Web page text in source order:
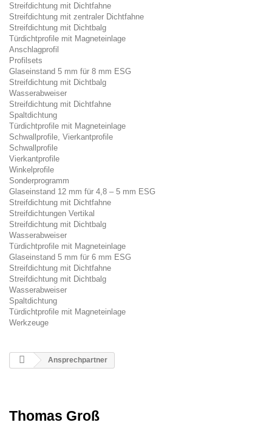
Streifdichtung mit Dichtfahne
Streifdichtung mit zentraler Dichtfahne
Streifdichtung mit Dichtbalg
Türdichtprofile mit Magneteinlage
Anschlagprofil
Profilsets
Glaseinstand 5 mm für 8 mm ESG
Streifdichtung mit Dichtbalg
Wasserabweiser
Streifdichtung mit Dichtfahne
Spaltdichtung
Türdichtprofile mit Magneteinlage
Schwallprofile, Vierkantprofile
Schwallprofile
Vierkantprofile
Winkelprofile
Sonderprogramm
Glaseinstand 12 mm für 4,8 – 5 mm ESG
Streifdichtung mit Dichtfahne
Streifdichtungen Vertikal
Streifdichtung mit Dichtbalg
Wasserabweiser
Türdichtprofile mit Magneteinlage
Glaseinstand 5 mm für 6 mm ESG
Streifdichtung mit Dichtfahne
Streifdichtung mit Dichtbalg
Wasserabweiser
Spaltdichtung
Türdichtprofile mit Magneteinlage
Werkzeuge
Ansprechpartner
Thomas Groß